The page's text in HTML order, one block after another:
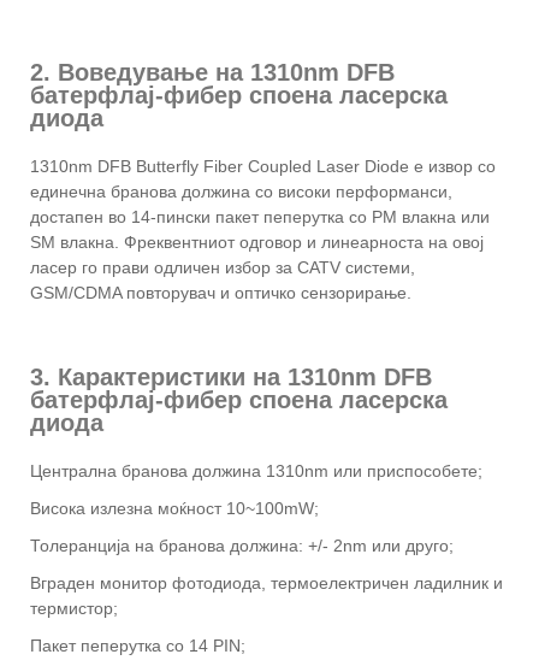
2. Воведување на 1310nm DFB
батерфлај-фибер споена ласерска
диода
1310nm DFB Butterfly Fiber Coupled Laser Diode е извор со
единечна бранова должина со високи перформанси,
достапен во 14-пински пакет пеперутка со PM влакна или
SM влакна. Фреквентниот одговор и линеарноста на овој
ласер го прави одличен избор за CATV системи,
GSM/CDMA повторувач и оптичко сензорирање.
3. Карактеристики на 1310nm DFB
батерфлај-фибер споена ласерска
диода
Централна бранова должина 1310nm или приспособете;
Висока излезна моќност 10~100mW;
Толеранција на бранова должина: +/- 2nm или друго;
Вграден монитор фотодиода, термоелектричен ладилник и
термистор;
Пакет пеперутка со 14 PIN;